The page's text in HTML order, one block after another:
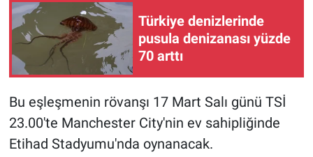
Türkiye denizlerinde
pusula denizanası yüzde
70 arttı
Bu eşleşmenin rövanşı 17 Mart Salı günü TSİ
23.00'te Manchester City'nin ev sahipliğinde
Etihad Stadyumu'nda oynanacak.
Programlar
Sağlık
Teknoloji
Türkiye'nin Geleceği